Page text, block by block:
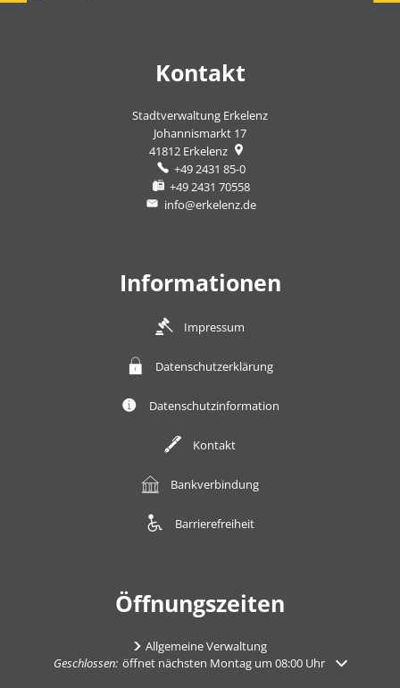
Kontakt
Stadtverwaltung Erkelenz
Johannismarkt 17
41812 Erkelenz
+49 2431 85-0
+49 2431 70558
info@erkelenz.de
Informationen
Impressum
Datenschutzerklärung
Datenschutzinformation
Kontakt
Bankverbindung
Barrierefreiheit
Öffnungszeiten
Allgemeine Verwaltung
Klicken, um weitere Öffnungs- oder Schließzeiten auszublenden
Geschlossen: öffnet nächsten Montag um 08:00 Uhr